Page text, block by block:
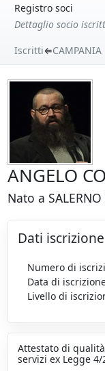
Registro soci
Dettaglio socio
Iscritti⇐CAMPANIA
ANGELO
Nato a
Dati iscrizione
Numero di
Data di
Livello di
Attestato di
servizi ex Legge 4/